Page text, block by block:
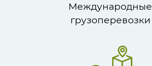
Международные
грузоперевозки